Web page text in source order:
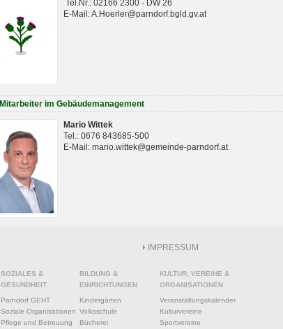
Tel.Nr.: 02166 2300 - DW 26
E-Mail: A.Hoerler@parndorf.bgld.gv.at
Mitarbeiter im Gebäudemanagement
Mario Wittek
Tel.: 0676 843685-500
E-Mail: mario.wittek@gemeinde-parndorf.at
IMPRESSUM
SOZIALES &
GESUNDHEIT
Parndorf GEHT
Soziale Organisationen
Pflege und Betreuung
BILDUNG &
EINRICHTUNGEN
Kindergärten
Volksschule
Bücherei
KULTUR, VEREINE &
ORGANISATIONEN
Veranstaltungskalender
Kulturvereine
Sportvereine